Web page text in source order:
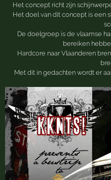
Het concept richt zijn
Het doel van dit concept is een
De doelgroep is de vlaamse
bereiken
Hardcore naar Vlaanderen
Met dit in gedachten wordt er